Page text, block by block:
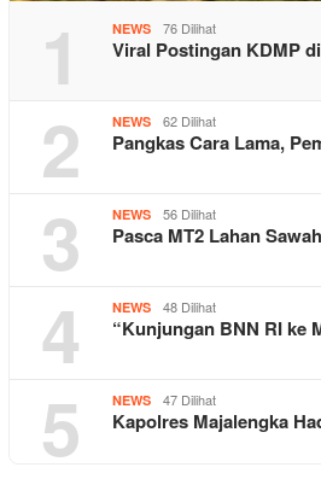
1 NEWS 76 Dilihat
Viral Postingan KDMP
2 NEWS 62 Dilihat
Pangkas Cara Lama,
3 NEWS 56 Dilihat
Pasca MT2 Lahan
4 NEWS 48 Dilihat
“Kunjungan BNN RI ke
5 NEWS 47 Dilihat
Kapolres Majalengka